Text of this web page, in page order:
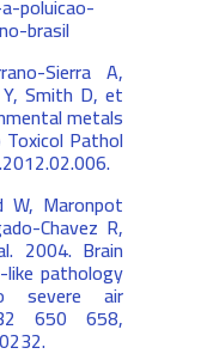
brasil
Sierra A,
Smith D, et
metals
Toxicol Pathol
W, Maronpot
Chavez R,
2004. Brain
like pathology
severe air
650 658,